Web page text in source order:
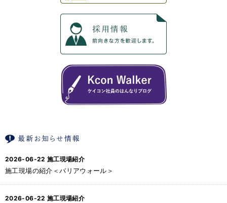
2026-06-22 施工現場紹介
施工現場の紹介＜バリアウォール＞
2026-06-22 施工現場紹介